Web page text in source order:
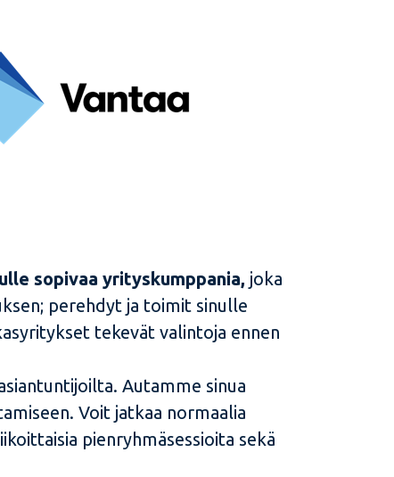
sopivaa yrityskumppania, joka
perehdyt ja toimit sinulle
tekevät valintoja ennen
Autamme sinua
Voit jatkaa normaalia
pienryhmäsessioita sekä